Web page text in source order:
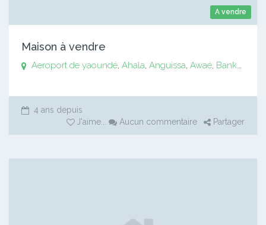
A vendre
Maison à vendre
Aeroport de yaoundé, Ahala, Anguissa, Awaé, Bankomo
4 ans depuis
J'aime ... Aucun commentaire Partager